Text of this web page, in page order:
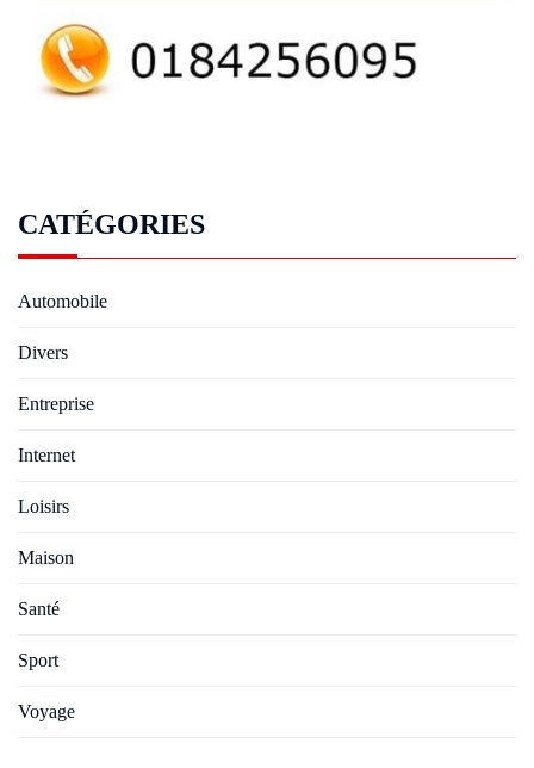
CATÉGORIES
Automobile
Divers
Entreprise
Internet
Loisirs
Maison
Santé
Sport
Voyage